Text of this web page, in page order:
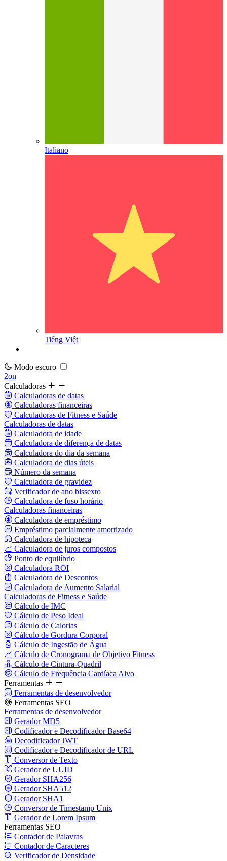
Italiano
Tiếng Việt
Modo escuro
2on
Calculadoras
Calculadoras de datas
Calculadoras financeiras
Calculadoras de Fitness e Saúde
Calculadoras de datas
Calculadora de idade
Calculadora de diferença de datas
Calculadora do dia da semana
Calculadora de dias úteis
Número da semana
Calculadora de gravidez
Verificador de ano bissexto
Calculadora de fuso horário
Calculadoras financeiras
Calculadora de empréstimo
Empréstimo parcialmente amortizado
Calculadora de hipoteca
Calculadora de juros compostos
Ponto de equilíbrio
Calculadora ROI
Calculadora de Descontos
Calculadora de Aumento Salarial
Calculadoras de Fitness e Saúde
Cálculo de IMC
Cálculo de Peso Ideal
Cálculo de Calorias
Cálculo de Gordura Corporal
Cálculo de Ingestão de Água
Cálculo de Cronograma de Objetivo Fitness
Cálculo de Cintura-Quadril
Cálculo de Frequência Cardíaca Alvo
Ferramentas
Ferramentas de desenvolvedor
Ferramentas SEO
Ferramentas de desenvolvedor
Gerador MD5
Codificador e Decodificador Base64
Decodificador JWT
Codificador e Decodificador de URL
Conversor de Texto
Gerador de UUID
Gerador SHA256
Gerador SHA512
Gerador SHA1
Conversor de Timestamp Unix
Gerador de Lorem Ipsum
Ferramentas SEO
Contador de Palavras
Contador de Caracteres
Verificador de Densidade